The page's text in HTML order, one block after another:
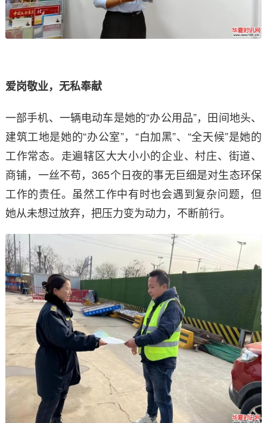
爱岗敬业，无私奉献
一部手机、一辆电动车是她的“办公用品”，田间地头、
建筑工地是她的“办公室”，“白加黑”、“全天候”是她的
工作常态。走遍辖区大大小小的企业、村庄、街道、
商铺，一丝不苟，365个日夜的事无巨细是对生态环保
工作的责任。虽然工作中有时也会遇到复杂问题，但
她从未想过放弃，把压力变为动力，不断前行。